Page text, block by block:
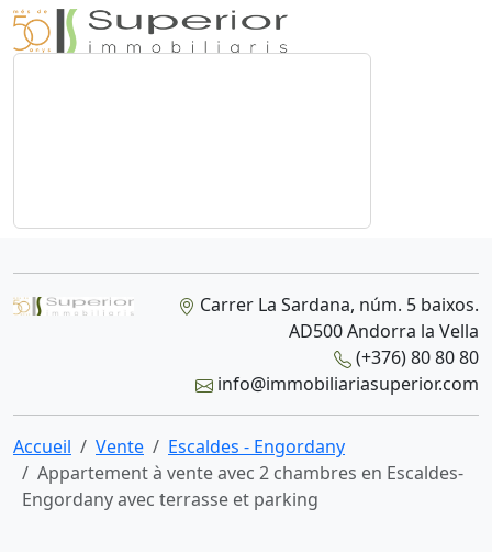
Carrer La Sardana, núm. 5 baixos.
AD500 Andorra la Vella
(+376) 80 80 80
info@immobiliariasuperior.com
Accueil Vente
Escaldes - Engordany
Appartement à vente avec 2 chambres en Escaldes-
Engordany avec terrasse et parking